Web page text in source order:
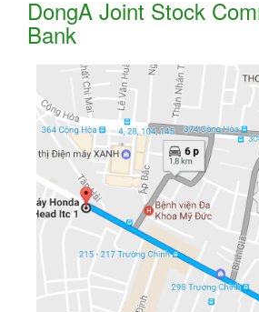
DongA Joint Stock
Bank